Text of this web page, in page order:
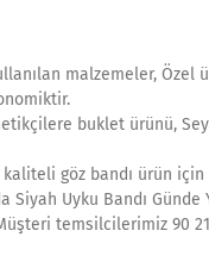
malzemeler,
buklet ürünü,
göz bandı ürün için
Uyku Bandı
temsilcilerimiz 90